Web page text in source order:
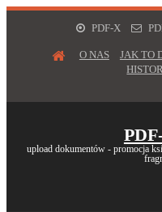
PDF-X
O NAS JAK TO
upload dokumentów - promocja